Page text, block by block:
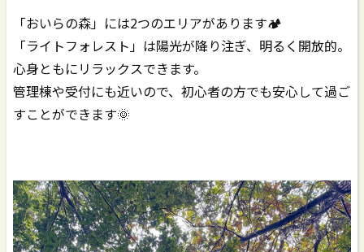
「おいらの森」には2つのエリアがあります🏕️
「ライトフォレスト」は陽光が降り注ぎ、明るく開放的。
心身ともにリラックスできます。
管理棟や受付にも近いので、初心者の方でも安心して過ご
すことができます🌞